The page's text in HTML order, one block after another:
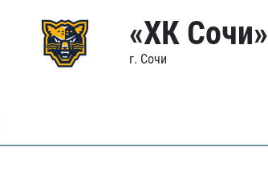
«ХК Сочи»
г. Сочи